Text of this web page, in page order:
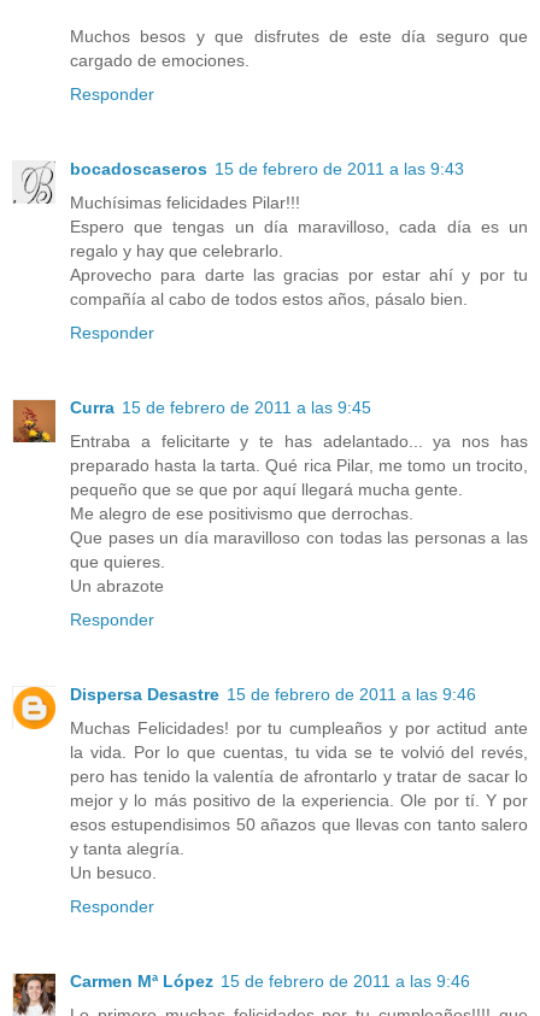
Muchos besos y que disfrutes de este día seguro que
cargado de emociones.
Responder
bocadoscaseros 15 de febrero de 2011 a las 9:43
Muchísimas felicidades Pilar!!!
Espero que tengas un día maravilloso, cada día es un
regalo y hay que celebrarlo.
Aprovecho para darte las gracias por estar ahí y por tu
compañía al cabo de todos estos años, pásalo bien.
Responder
Curra 15 de febrero de 2011 a las 9:45
Entraba a felicitarte y te has adelantado... ya nos has
preparado hasta la tarta. Qué rica Pilar, me tomo un trocito,
pequeño que se que por aquí llegará mucha gente.
Me alegro de ese positivismo que derrochas.
Que pases un día maravilloso con todas las personas a las
que quieres.
Un abrazote
Responder
Dispersa Desastre 15 de febrero de 2011 a las 9:46
Muchas Felicidades! por tu cumpleaños y por actitud ante
la vida. Por lo que cuentas, tu vida se te volvió del revés,
pero has tenido la valentía de afrontarlo y tratar de sacar lo
mejor y lo más positivo de la experiencia. Ole por tí. Y por
esos estupendisimos 50 añazos que llevas con tanto salero
y tanta alegría.
Un besuco.
Responder
Carmen Mª López 15 de febrero de 2011 a las 9:46